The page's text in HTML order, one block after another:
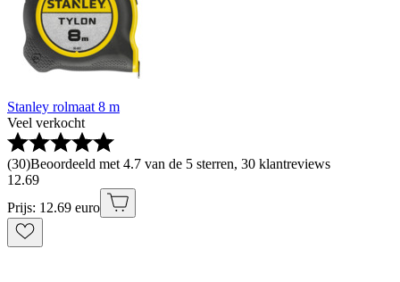
Stanley rolmaat 8 m
Veel verkocht
(30)Beoordeeld met 4.7 van de 5 sterren, 30 klantreviews
12.69
Prijs: 12.69 euro